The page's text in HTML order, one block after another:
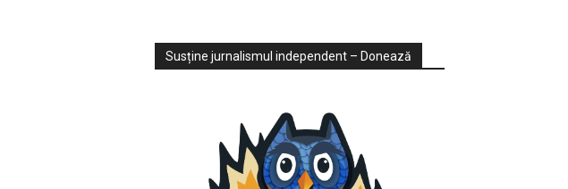
Sondaje
Video
Susține jurnalismul independent – Donează